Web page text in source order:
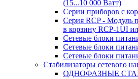
(15...10 000 Ватт)
Серии приборов с
Серия RCP - Модуль
в корзину RCP-1UI
Сетевые блоки
Сетевые блоки
Сетевые блоки
Стабилизаторы сетевого
ОДНОФАЗНЫЕ